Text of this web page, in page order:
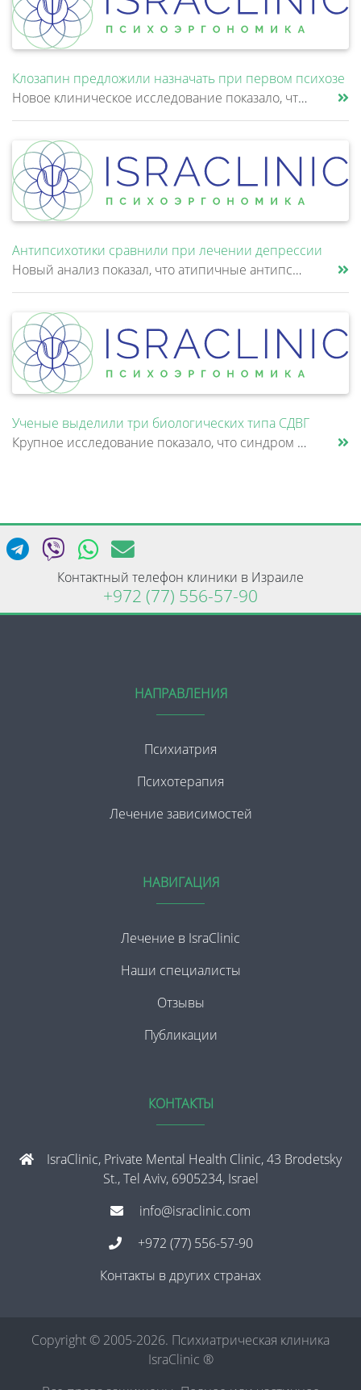
Клозапин предложили назначать при первом психозе
Новое клиническое исследование показало, что клозапин может быть эффективнее других антипсихотиков уже после первой неуд......
Антипсихотики сравнили при лечении депрессии
Новый анализ показал, что атипичные антипсихотики, которые иногда добавляют к антидепрессантам при большом депрессивном......
Ученые выделили три биологических типа СДВГ
Крупное исследование показало, что синдром дефицита внимания и гиперактивности (СДВГ) может включать не два, а три биоло......
Контактный телефон клиники в Израиле
+972 (77) 556-57-90
НАПРАВЛЕНИЯ
Психиатрия
Психотерапия
Лечение зависимостей
НАВИГАЦИЯ
Лечение в IsraClinic
Наши специалисты
Отзывы
Публикации
КОНТАКТЫ
IsraClinic, Private Mental Health Clinic, 43 Brodetsky
St., Tel Aviv, 6905234, Israel
info@israclinic.com
+972 (77) 556-57-90
Контакты в других странах
Copyright © 2005-2026. Психиатрическая клиника
IsraClinic ®